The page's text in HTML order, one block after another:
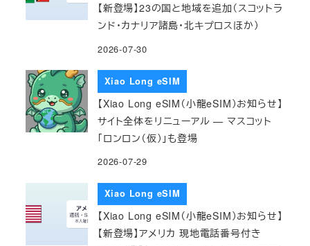
【新登場】23の国と地域を追加（スコットラ
ンド・カナリア諸島・北キプロスほか）
2026-07-30
Xiao Long eSIM
【Xiao Long eSIM（小龍eSIM）お知らせ】
サイト全体をリニューアル — マスコット
「ロンロン（仮）」も登場
2026-07-29
Xiao Long eSIM
【Xiao Long eSIM（小龍eSIM）お知らせ】
【新登場】アメリカ 現地電話番号付き